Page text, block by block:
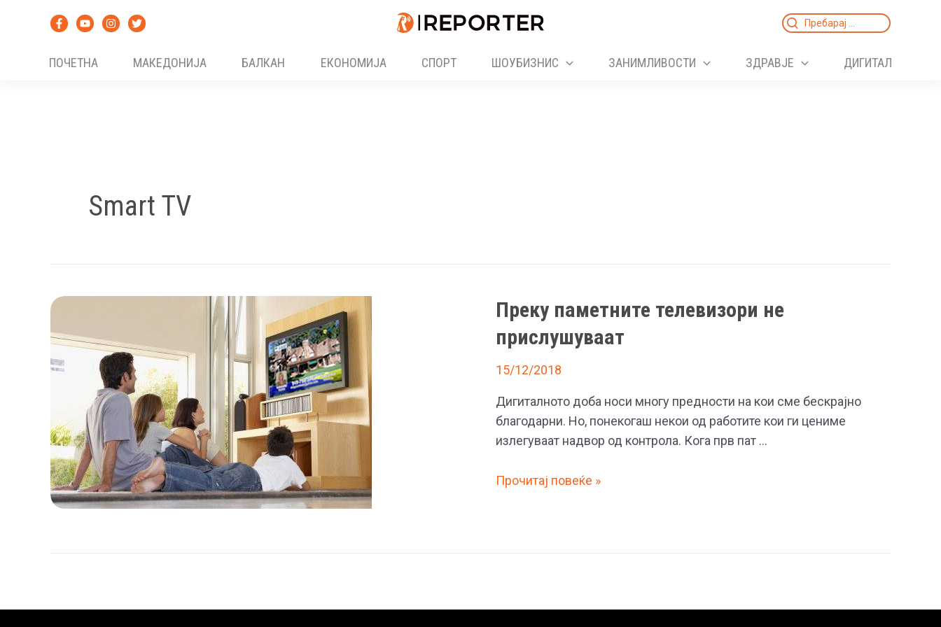
Search
ПОЧЕТНА
МАКЕДОНИЈА БАЛКАН ЕКОНОМИЈА СПОРТ ШОУБИЗНИС ЗАНИМЛИВОСТИ ЗДРАВЈЕ ДИГИТАЛ
Smart TV
Преку паметните телевизори не
прислушуваат
15/12/2018
Дигиталното доба носи многу предности на кои сме бескрајно
благодарни. Но, понекогаш некои од работите кои ги цениме
излегуваат надвор од контрола. Кога прв пат …
Преку
прислушуваат
Прочитај повеќе »